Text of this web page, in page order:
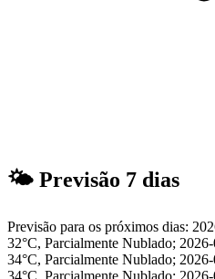
🌤 Previsão 7 dias
Previsão para os próximos dias:
32°C, Parcialmente Nublado;
34°C, Parcialmente Nublado;
34°C, Parcialmente Nublado;